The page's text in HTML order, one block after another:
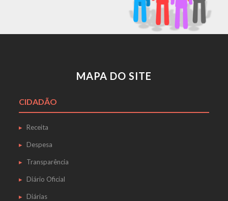
MAPA DO SITE
CIDADÃO
Receita
Despesa
Transparência
Diário Oficial
Diárias